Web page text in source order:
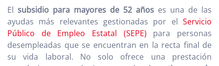
El subsidio para mayores de 52 años es una de las
ayudas más relevantes gestionadas por el Servicio
Público de Empleo Estatal (SEPE) para personas
desempleadas que se encuentran en la recta final de
su vida laboral. No solo ofrece una prestación